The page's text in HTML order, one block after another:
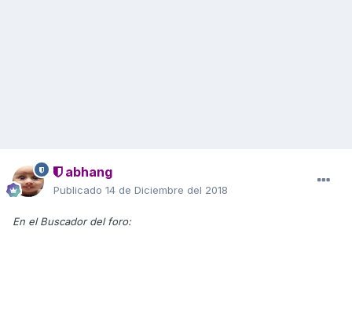
abhang
Publicado 14 de Diciembre del 2018
En el Buscador del foro: